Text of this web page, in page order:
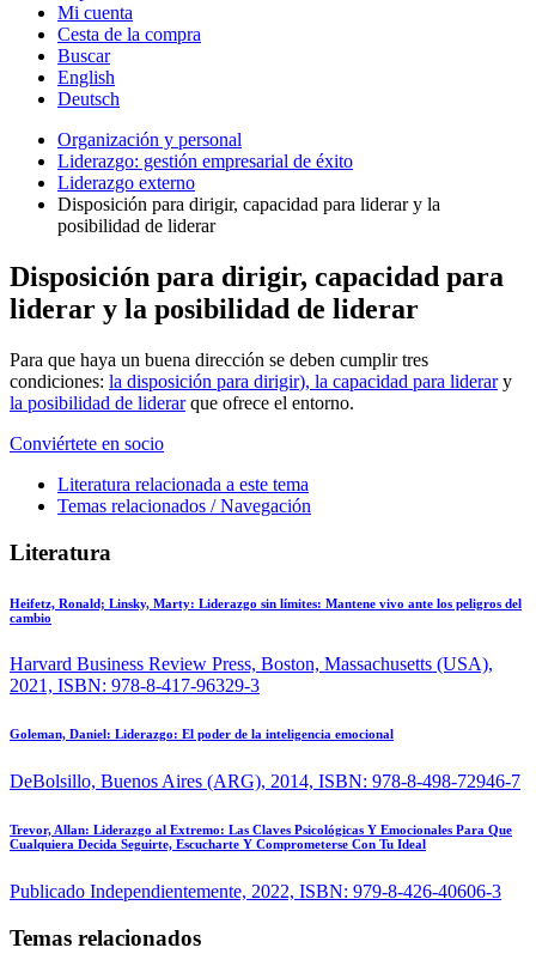
Mi cuenta
Cesta de la compra
Buscar
English
Deutsch
Organización y personal
Liderazgo: gestión empresarial de éxito
Liderazgo externo
Disposición para dirigir, capacidad para liderar y la
posibilidad de liderar
Disposición para dirigir, capacidad para
liderar y la posibilidad de liderar
Para que haya un buena dirección se deben cumplir tres
condiciones: la disposición para dirigir), la capacidad para liderary
la posibilidad de liderarque ofrece el entorno.
Conviértete en socio
Literatura relacionada a este tema
Temas relacionados / Navegación
Literatura
Heifetz, Ronald; Linsky, Marty: Liderazgo sin límites: Mantene vivo ante los peligros del
cambio
Harvard Business Review Press, Boston, Massachusetts (USA),
2021, ISBN: 978-8-417-96329-3
Goleman, Daniel: Liderazgo: El poder de la inteligencia emocional
DeBolsillo, Buenos Aires (ARG), 2014, ISBN: 978-8-498-72946-7
Trevor, Allan: Liderazgo al Extremo: Las Claves Psicológicas Y Emocionales Para Que
Cualquiera Decida Seguirte, Escucharte Y Comprometerse Con Tu Ideal
Publicado Independientemente, 2022, ISBN: 979-8-426-40606-3
Temas relacionados